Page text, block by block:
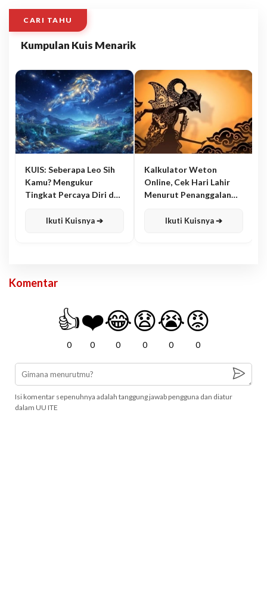
CARI TAHU
Kumpulan Kuis Menarik
KUIS: Seberapa Leo Sih
Kamu? Mengukur
Tingkat Percaya Diri dan
Ikuti Kuisnya ➔
Kalkulator Weton
Online, Cek Hari Lahir
Menurut Penanggalan
Ikuti Kuisnya ➔
Komentar
👍
0
❤️
0
😂
0
😧
0
😭
0
😡
0
Isi komentar sepenuhnya adalah tanggung jawab pengguna dan diatur
dalam UU ITE